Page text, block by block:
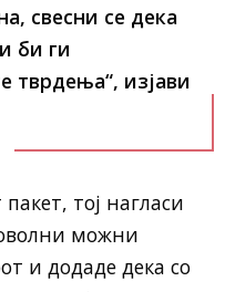
свесни се дека
би ги
тврдења“, изјави
тој нагласи
можни
и додаде дека со